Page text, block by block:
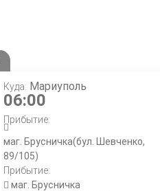
Куда: Мариуполь
06:00
Прибытие:
маг. Брусничка(бул. Шевченко,
89/105)
Прибытие:
маг. Брусничка